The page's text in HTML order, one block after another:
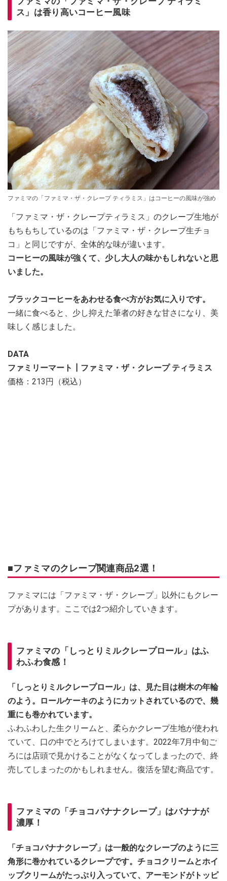
ス」は香り高いコーヒー風味
ファミマの「ファミマ・ザ・クレープ ティラミス」はコーヒーの風味が強め
「ファミマ・ザ・クレープティラミス」のクレープ生地が
もちもちしているのは「ファミマ・ザ・クレープ生チョ
コ」と同じですが、全体的な味が違います。
コーヒーの風味が強くて、少し大人の味かもしれないと思
いました。
ブラックコーヒーをあわせる食べ方がお気に入りです。
一緒に食べると、少し抑えた筆者の好きな甘さになり、美
味しく感じました。
DATA
ファミリーマート┃ファミマ・ザ・クレープ ティラミス
価格：213円（税込）
■ファミマのクレープ関連商品2選！
ファミマには「ファミマ・ザ・クレープ」以外にもクレー
プがあります。ここでは2つ紹介していきます。
ファミマの「しっとりミルクレープロール」はふ
わふわ食感！
「しっとりミルクレープロール」は、見た目は樹木の年輪
のよう。ロールケーキのようにカットされているので、幾
重にも巻かれています。
ふわふわした生クリームと、柔らかクレープ生地が使われ
ていて、口の中でとろけてしまいます。2022年7月中旬ご
ろには店頭で見かけることがなくなってしまったので、終
売してしまったのかもしれません。復活を望む商品です。
ファミマの「チョコバナナクレープ」はバナナが
濃厚！
「チョコバナナクレープ」は一般的なクレープのように三
角形に巻かれているクレープです。チョコクリームとホイ
ップクリームがたっぷり入っていて、アーモンドがトッピ